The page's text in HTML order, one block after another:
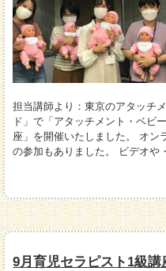
担当講師より：東京のアタッチ
ド」で「アタッチメント・ベビ
座」を開催いたしました。 オン
の参加もありました。 ビデオや
9月育児セラピスト1級